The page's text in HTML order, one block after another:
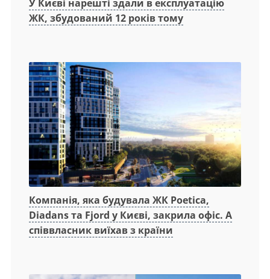
У Києві нарешті здали в експлуатацію
ЖК, збудований 12 років тому
Компанія, яка будувала ЖК Poetica,
Diadans та Fjord у Києві, закрила офіс. А
співвласник виїхав з країни